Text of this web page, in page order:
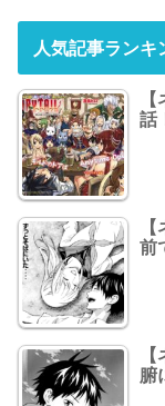
人気記事ランキ
話
前
腑